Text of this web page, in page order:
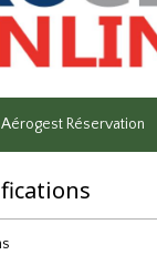
Aérogest Réservation